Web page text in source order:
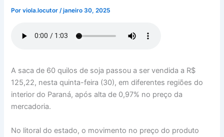
Porviola.locutor/janeiro 30, 2025
A saca de 60 quilos de soja passou a ser vendida a R$
125,22, nesta quinta-feira (30), em diferentes regiões do
interior do Paraná, após alta de 0,97% no preço da
mercadoria.
No litoral do estado, o movimento no preço do produto